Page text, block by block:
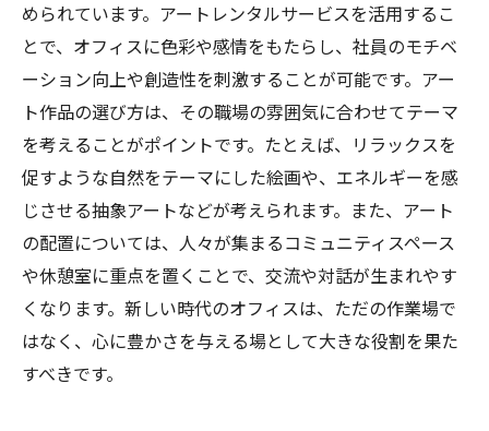
められています。アートレンタルサービスを活用するこ
とで、オフィスに色彩や感情をもたらし、社員のモチベ
ーション向上や創造性を刺激することが可能です。アー
ト作品の選び方は、その職場の雰囲気に合わせてテーマ
を考えることがポイントです。たとえば、リラックスを
促すような自然をテーマにした絵画や、エネルギーを感
じさせる抽象アートなどが考えられます。また、アート
の配置については、人々が集まるコミュニティスペース
や休憩室に重点を置くことで、交流や対話が生まれやす
くなります。新しい時代のオフィスは、ただの作業場で
はなく、心に豊かさを与える場として大きな役割を果た
すべきです。